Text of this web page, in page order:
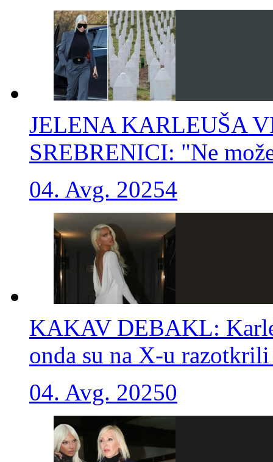
JELENA KARLEUŠA
SREBRENICI: "Ne
04. Avg. 20254
KAKAV DEBAKL:
onda su na X-u
04. Avg. 20250